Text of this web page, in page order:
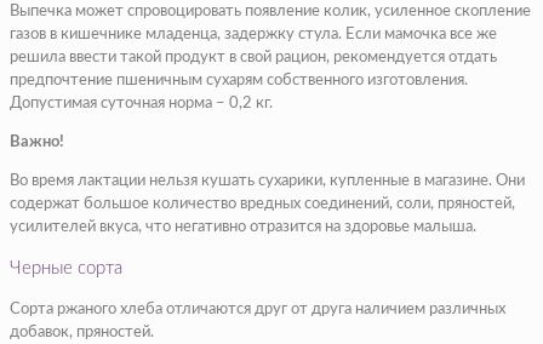
Выпечка может спровоцировать появление колик, усиленное скопление
газов в кишечнике младенца, задержку стула. Если мамочка все же
решила ввести такой продукт в свой рацион, рекомендуется отдать
предпочтение пшеничным сухарям собственного изготовления.
Допустимая суточная норма – 0,2 кг.
Важно!
Во время лактации нельзя кушать сухарики, купленные в магазине. Они
содержат большое количество вредных соединений, соли, пряностей,
усилителей вкуса, что негативно отразится на здоровье малыша.
Черные сорта
Сорта ржаного хлеба отличаются друг от друга наличием различных
добавок, пряностей.